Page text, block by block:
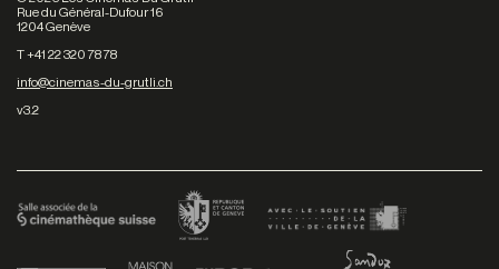
Rue du Général-Dufour 16
1204 Genève
T +41 22 320 78 78
info@cinemas-du-grutli.ch
v3.2